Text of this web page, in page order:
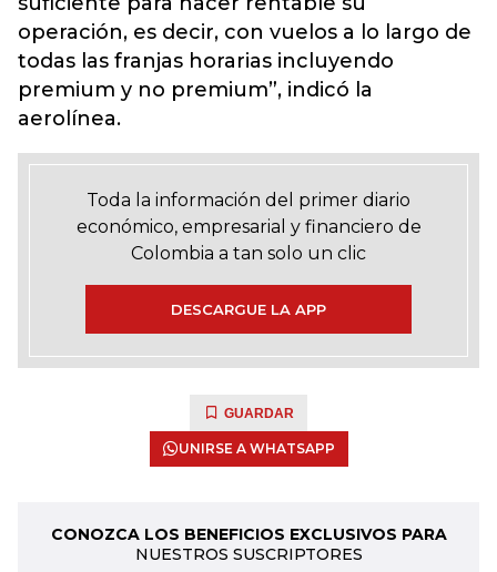
operación, es decir, con vuelos a lo largo de
todas las franjas horarias incluyendo
premium y no premium”, indicó la
aerolínea.
Toda la información del primer diario
económico, empresarial y financiero de
Colombia a tan solo un clic
DESCARGUE LA APP
GUARDAR
UNIRSE A WHATSAPP
CONOZCA LOS BENEFICIOS EXCLUSIVOS PARA
NUESTROS SUSCRIPTORES